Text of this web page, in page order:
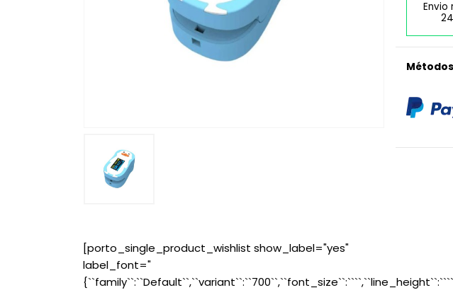
[porto_single_product_wishlist show_label="yes"
label_font="
Envio